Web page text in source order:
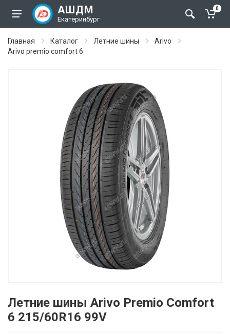
АШДМ
Екатеринбург
0
Главная Каталог Летние шины
Arivo
Arivo premio comfort 6
Летние шины Arivo Premio Comfort
6 215/60R16 99V